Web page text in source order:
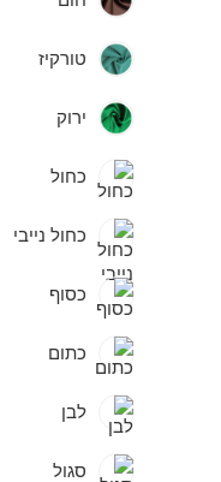
טורקיז
ירוק
כחול
כחול נייבי
כסוף
כתום
לבן
סגול